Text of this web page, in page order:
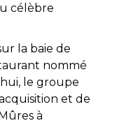
célèbre
la baie de
nommé
le groupe
et de
à